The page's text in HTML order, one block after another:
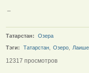
Татарстан:
Озера
Тэги:
Татарстан Озеро
12317 просмотров